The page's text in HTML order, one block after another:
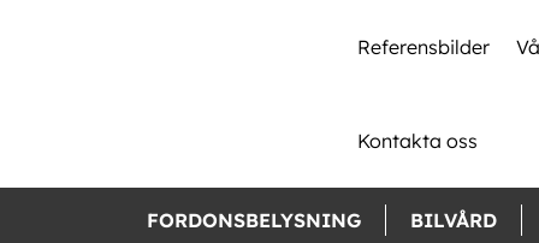
Referensbilder
Kontakta oss
FORDONSBELYSNING BILVÅRD